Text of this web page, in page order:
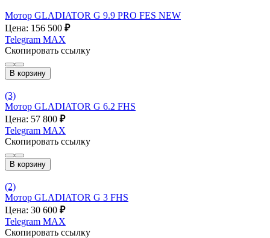
Мотор GLADIATOR G 9.9 PRO FES NEW
Цена: 156 500 ₽
Telegram MAX
Скопировать ссылку
В корзину
(3)
Мотор GLADIATOR G 6.2 FHS
Цена: 57 800 ₽
Telegram MAX
Скопировать ссылку
В корзину
(2)
Мотор GLADIATOR G 3 FHS
Цена: 30 600 ₽
Telegram MAX
Скопировать ссылку